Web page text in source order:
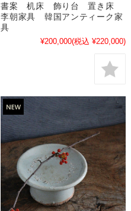
書案 机床 飾り台 置き床
李朝家具 韓国アンティーク家
具
¥200,000(税込 ¥220,000)